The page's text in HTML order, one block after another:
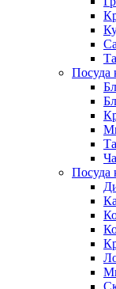
Посуда
Посуда